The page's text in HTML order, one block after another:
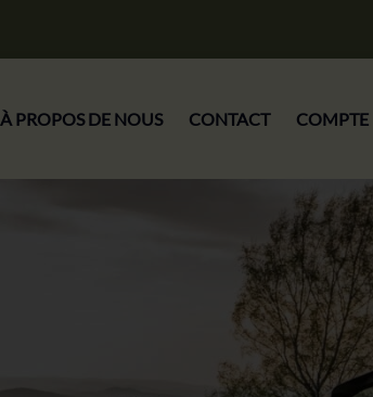
À PROPOS DE NOUS CONTACT
COMPTE